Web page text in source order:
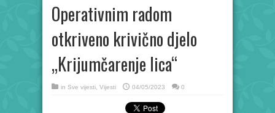
Operativnim radom
otkriveno krivično djelo
„Krijumčarenje lica“
in Sve vijesti Vijesti 04/05/2023 0